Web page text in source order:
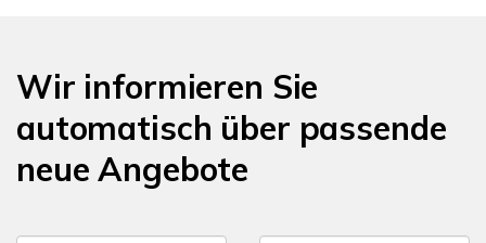
Wir informieren Sie
automatisch über passende
neue Angebote